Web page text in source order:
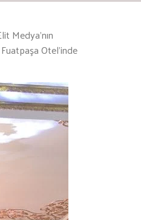
Medya’nın
Otel’inde